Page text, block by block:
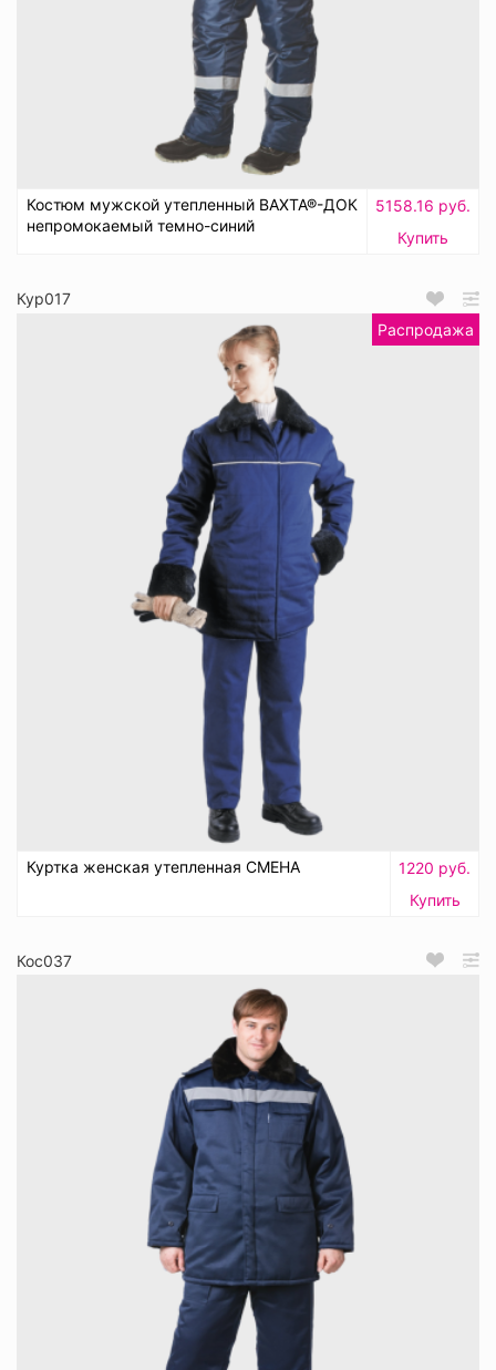
Костюм мужской утепленный ВАХТА®-ДОК
непромокаемый темно-синий
5158.16 руб.
Купить
Кур017
Распродажа
Куртка женская утепленная СМЕНА
1220 руб.
Купить
Кос037